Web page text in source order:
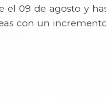
el 09 de agosto y
con un